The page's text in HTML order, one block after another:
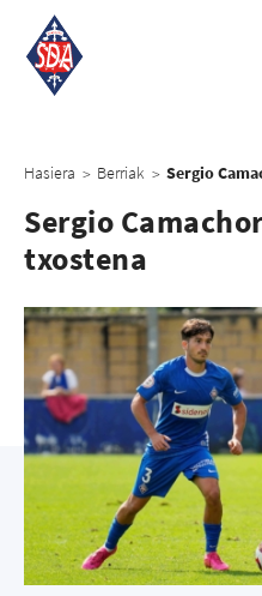
Hasiera > Berriak >
Sergio
txostena